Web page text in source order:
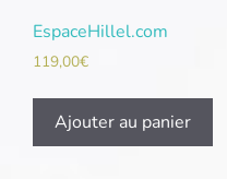
EspaceHillel.com
119,00€
Ajouter au panier